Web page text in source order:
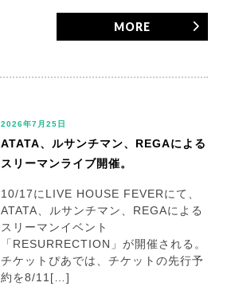
MORE
2026年7月25日
ATATA、ルサンチマン、REGAによる
スリーマンライブ開催。
10/17にLIVE HOUSE FEVERにて、
ATATA、ルサンチマン、REGAによる
スリーマンイベント
「RESURRECTION」が開催される。
チケットぴあでは、チケットの先行予
約を8/11[…]